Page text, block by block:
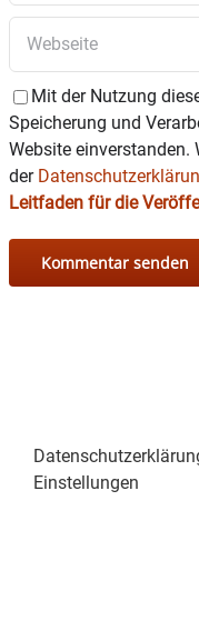
Mit der Nutzung
Speicherung und
Website einverstanden.
der
Leitfaden für die
Einstellungen